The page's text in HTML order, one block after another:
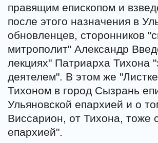
правящим епископом и
после этого назначения в
обновленцев, сторонников
митрополит" Александр
лекциях" Патриарха Тихона
деятелем". В этом же
Тихоном в город Сызрань
Ульяновской епархией и о
Виссарион, от Тихона, тоже
епархией".